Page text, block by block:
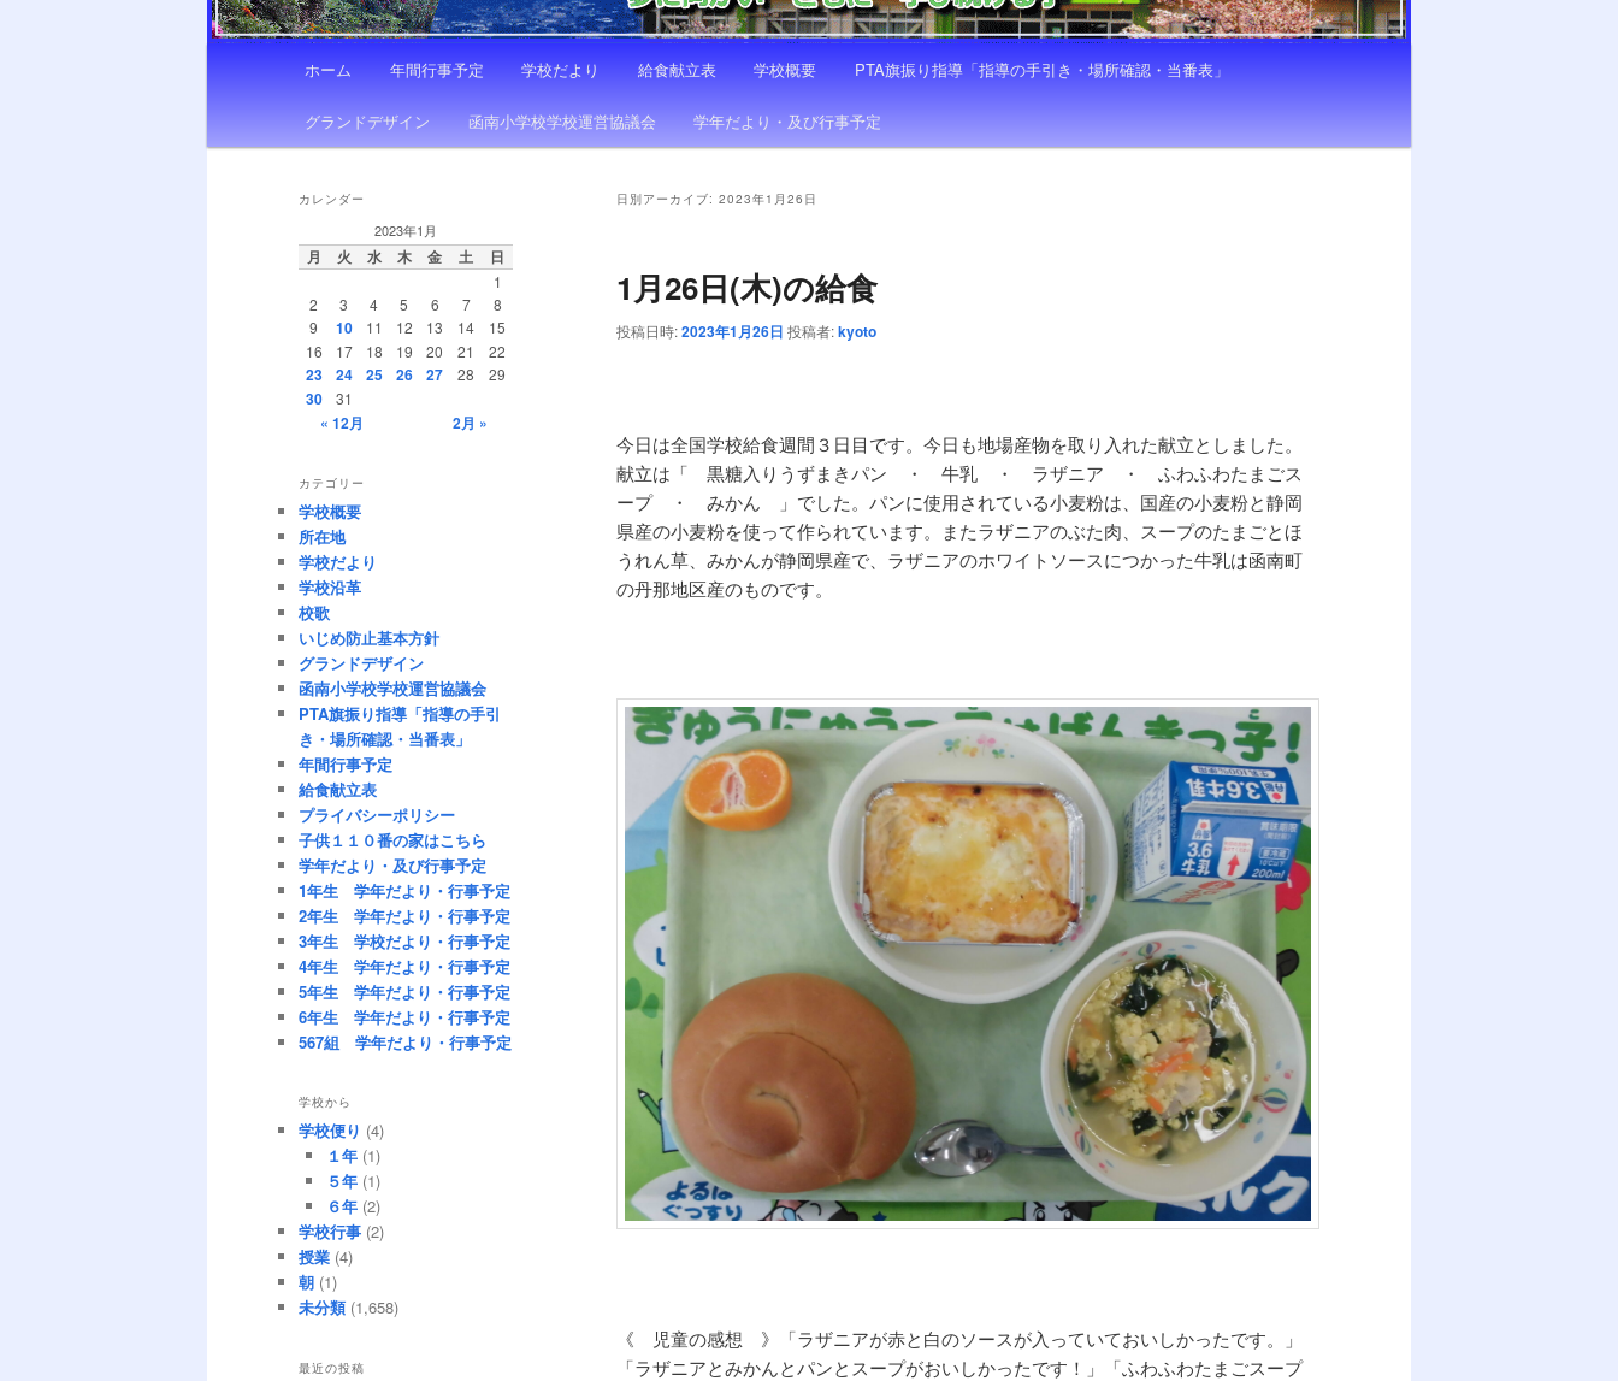
メ
ホーム 年間行事予定 学校だより 給食献立表 学校概要 PTA旗振り指導「指導の手引き・場所確認・当番表」
グランドデザイン 函南小学校学校運営協議会 学年だより・及び行事予定
日別アーカイブ: 2023年1月26日
1月26日(木)の給食
投稿日時:2023年1月26日 投稿者:kyoto
今日は全国学校給食週間３日目です。今日も地場産物を取り入れた献立としました。
献立は「 黒糖入りうずまきパン ・ 牛乳 ・ ラザニア ・ ふわふわたまごス
ープ ・ みかん 」でした。パンに使用されている小麦粉は、国産の小麦粉と静岡
県産の小麦粉を使って作られています。またラザニアのぶた肉、スープのたまごとほ
うれん草、みかんが静岡県産で、ラザニアのホワイトソースにつかった牛乳は函南町
の丹那地区産のものです。
《 児童の感想 》「ラザニアが赤と白のソースが入っていておいしかったです。」
「ラザニアとみかんとパンとスープがおいしかったです！」「ふわふわたまごスープ
カレンダー
2023年1月
月 火 水 木 金 土 日
1
2
3 4 5 6 7
8
9
10 11 12 13 14
15
16
17 18 19 20 21 22
23 24 25 26 27 28 29
30 31
« 12月 2月 »
カテゴリー
学校概要
所在地
学校だより
学校沿革
校歌
いじめ防止基本方針
グランドデザイン
函南小学校学校運営協議会
PTA旗振り指導「指導の手引
き・場所確認・当番表」
年間行事予定
給食献立表
プライバシーポリシー
子供１１０番の家はこちら
学年だより・及び行事予定
1年生 学年だより・行事予定
2年生 学年だより・行事予定
3年生 学校だより・行事予定
4年生 学年だより・行事予定
5年生 学年だより・行事予定
6年生 学年だより・行事予定
567組 学年だより・行事予定
学校から
学校便り (4)
１年(1)
５年(1)
６年(2)
学校行事 (2)
授業 (4)
朝 (1)
未分類(1,658)
最近の投稿